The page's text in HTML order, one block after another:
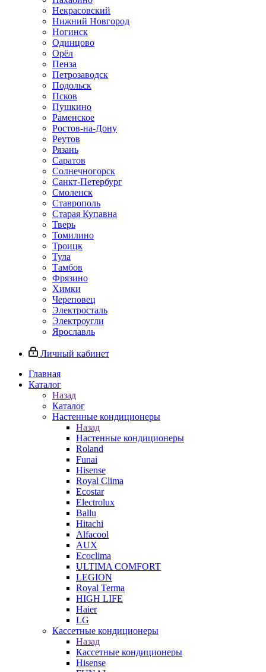
Некрасовский
Нижний Новгород
Ногинск
Одинцово
Орёл
Пенза
Петрозаводск
Подольск
Псков
Пушкино
Раменское
Ростов-на-Дону
Реутов
Рязань
Саратов
Солнечногорск
Санкт-Петербург
Смоленск
Ставрополь
Старая Купавна
Тверь
Томилино
Троицк
Тула
Тамбов
Фрязино
Химки
Череповец
Электросталь
Электроугли
Ярославль
Личный кабинет
Главная
Каталог
Назад
Каталог
Настенные кондиционеры
Назад
Настенные кондиционеры
Roland
Funai
Hisense
Royal Clima
Ecostar
Electrolux
Ballu
Hitachi
Alfacool
AUX
Ecoclima
ULTIMA COMFORT
LEGION
Royal Terma
HIGH LIFE
Haier
LG
Кассетные кондиционеры
Назад
Кассетные кондиционеры
Hisense